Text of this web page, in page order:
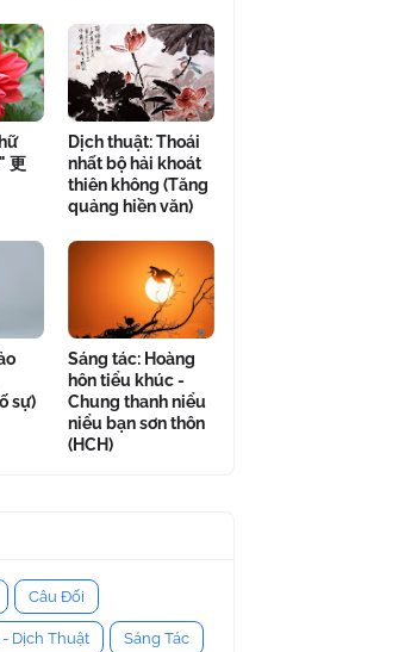
更
Dịch thuật: Thoái
nhất bộ hải khoát
thiên không (Tăng
quảng hiền văn)
sự)
Sáng tác: Hoàng
hôn tiểu khúc -
Chung thanh niểu
niểu bạn sơn thôn
(HCH)
Câu Đối
Dịch Thuật Sáng Tác